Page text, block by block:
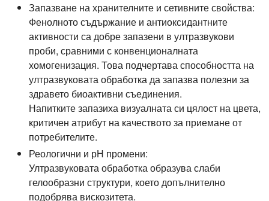
Запазване на хранителните и сетивните свойства:
Фенолното съдържание и антиоксидантните
активности са добре запазени в ултразвукови
проби, сравними с конвенционалната
хомогенизация. Това подчертава способността на
ултразвуковата обработка да запазва полезни за
здравето биоактивни съединения.
Напитките запазиха визуалната си цялост на цвета,
критичен атрибут на качеството за приемане от
потребителите.
Реологични и рН промени:
Ултразвуковата обработка образува слаби
гелообразни структури, което допълнително
подобрява вискозитета.